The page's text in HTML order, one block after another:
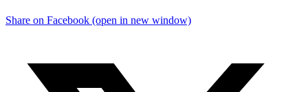
Share on Facebook (open in new window)